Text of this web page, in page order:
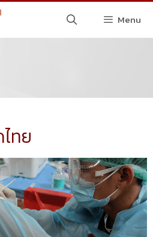
Menu
ทย